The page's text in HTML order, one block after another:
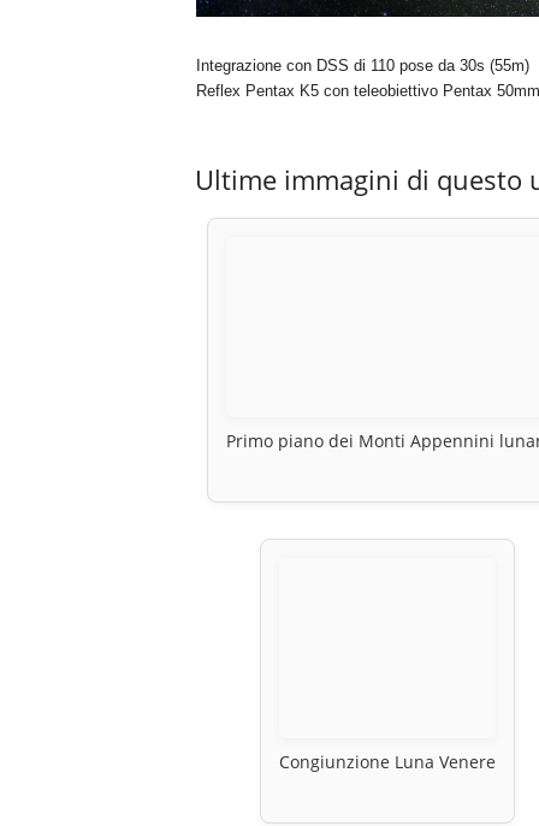
Integrazione con DSS di 110 pose da 30s (55m)
Reflex Pentax K5 con teleobiettivo Pentax
Ultime immagini di questo
Primo piano dei Monti Appennini
Congiunzione Luna Venere